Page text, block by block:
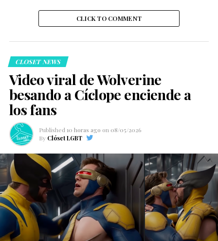
CLICK TO COMMENT
CLOSET NEWS
Video viral de Wolverine
besando a Cíclope enciende a
los fans
Published 10 horas ago on 08/05/2026
By Clóset LGBT